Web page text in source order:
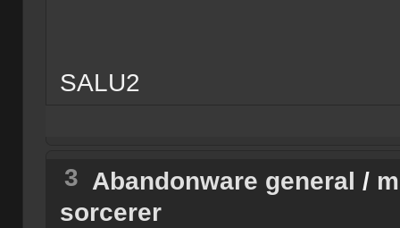
SALU2
3 Abandonware general /
sorcerer